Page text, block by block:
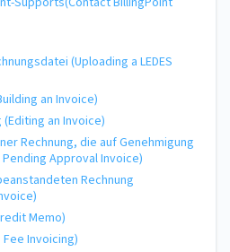
(Uploading a LEDES
an Invoice)
an Invoice)
Rechnung, die auf Genehmigung
Approval Invoice)
Rechnung
Memo)
Invoicing)